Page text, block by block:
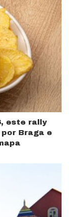
este rally
Braga e